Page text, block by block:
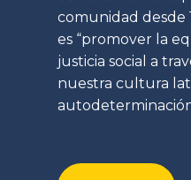
comunidad desde
es “promover la
justicia social a
nuestra cultura